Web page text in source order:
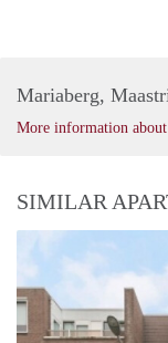
Mariaberg,
More information
SIMILAR